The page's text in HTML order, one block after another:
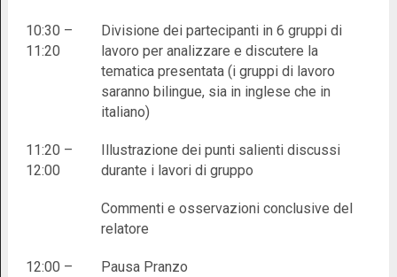
10:30 –
11:20
Divisione dei partecipanti in 6 gruppi di
lavoro per analizzare e discutere la
tematica presentata (i gruppi di lavoro
saranno bilingue, sia in inglese che in
italiano)
11:20 –
12:00
Illustrazione dei punti salienti discussi
durante i lavori di gruppo
Commenti e osservazioni conclusive del
relatore
12:00 –
Pausa Pranzo